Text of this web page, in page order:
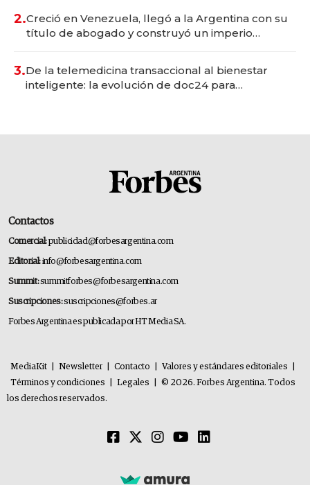
2.Creció en Venezuela, llegó a la Argentina con su
título de abogado y construyó un imperio
3.De la telemedicina transaccional al bienestar
inteligente: la evolución de doc24 para
Contactos
Comercial:publicidad@forbesargentina.com
Editorial:info@forbesargentina.com
Summit:summitforbes@forbesargentina.com
Suscripciones:suscripciones@forbes.ar
Forbes Argentina es publicada por HT Media SA.
MediaKit Newsletter Contacto Valores y estándares editoriales
Términos y condiciones
Legales
© 2026. Forbes Argentina. Todos
los derechos reservados.